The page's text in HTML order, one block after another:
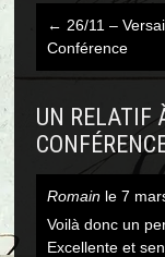
Post
navigation
← 26/11 –
Conférence
UN RELATIF
Romain le7
Voilà donc un
Excellente et